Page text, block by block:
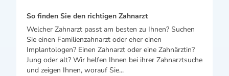
So finden Sie den richtigen Zahnarzt
Welcher Zahnarzt passt am besten zu Ihnen? Suchen
Sie einen Familienzahnarzt oder eher einen
Implantologen? Einen Zahnarzt oder eine Zahnärztin?
Jung oder alt? Wir helfen Ihnen bei ihrer Zahnarztsuche
und zeigen Ihnen, worauf Sie...